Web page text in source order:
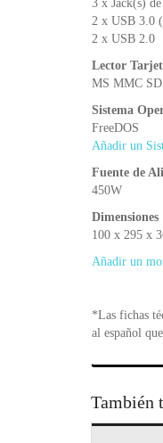
3 x Jack(s)
2 x USB 3.0
2 x USB 2.0
Lector
MS MMC SD
Sistema
FreeDOS
Añadir un
Fuente de
450W
Dimensiones
100 x 295 x
Añadir un
*Las fichas
al español
También